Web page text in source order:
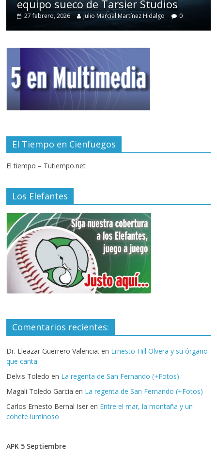
equipo sueco de Tarsier Studios
27 febrero, 2026 Julio Marcial Martínez Hidalgo 0
El Tiempo en Cienfuegos
El tiempo – Tutiempo.net
Los Elefantes
Comentarios recientes:
Dr. Eleazar Guerrero Valencia. en Ernesto Hill Olvera y su órgano
que canta
Delvis Toledo en La regenta de San Fernando (+Fotos)
Magali Toledo Garcia en La regenta de San Fernando (+Fotos)
Carlos Ernesto Bernal Iser en Entre el mar, la montaña y un
cohete luminoso
APK 5 Septiembre